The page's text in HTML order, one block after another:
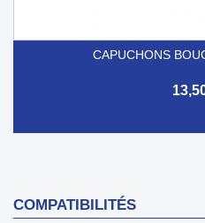
CAPUCHONS
COMPATIBILITÉS